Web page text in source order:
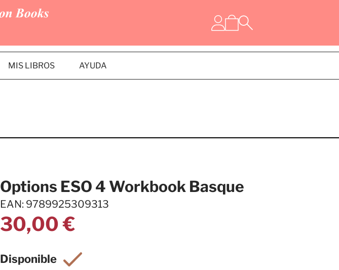
MIS LIBROS AYUDA
Options ESO 4 Workbook Basque
EAN: 9789925309313
30,00€